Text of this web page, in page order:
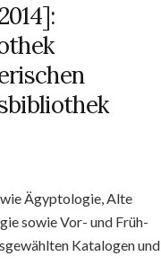
Ägyptologie, Alte
sowie Vor- und Früh­
Katalogen und